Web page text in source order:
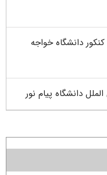
دانشگاه خواجه
دانشگاه پیام نور